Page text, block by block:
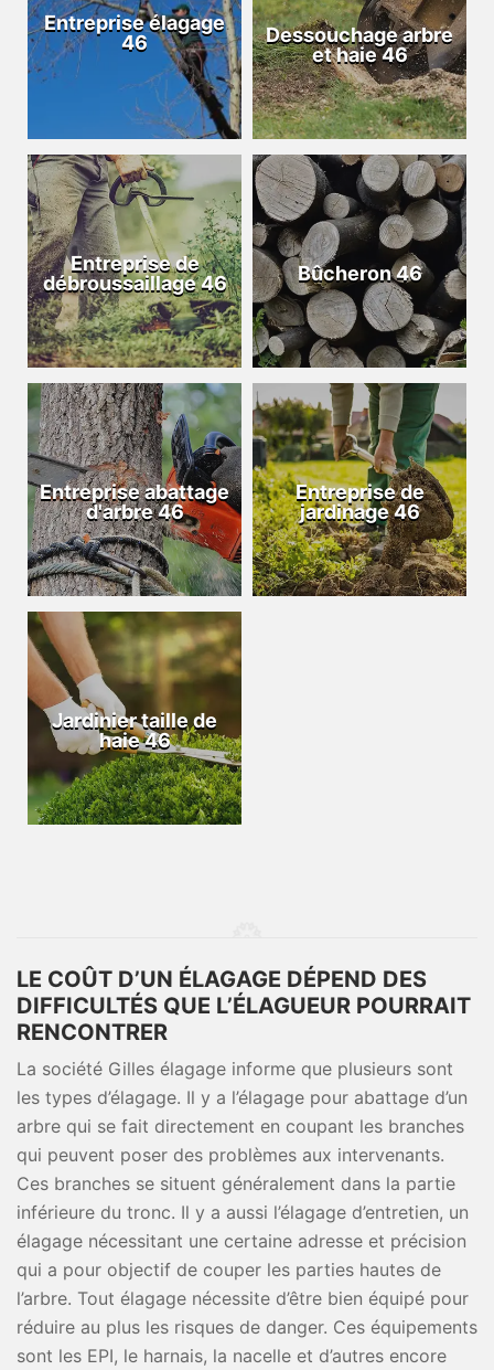
Entreprise élagage
46
Dessouchage arbre
et haie 46
Entreprise de
débroussaillage 46
Bûcheron 46
Entreprise abattage
d'arbre 46
Entreprise de
jardinage 46
Jardinier taille de
haie 46
LE COÛT D’UN ÉLAGAGE DÉPEND DES
DIFFICULTÉS QUE L’ÉLAGUEUR POURRAIT
RENCONTRER
La société Gilles élagage informe que plusieurs sont
les types d’élagage. Il y a l’élagage pour abattage d’un
arbre qui se fait directement en coupant les branches
qui peuvent poser des problèmes aux intervenants.
Ces branches se situent généralement dans la partie
inférieure du tronc. Il y a aussi l’élagage d’entretien, un
élagage nécessitant une certaine adresse et précision
qui a pour objectif de couper les parties hautes de
l’arbre. Tout élagage nécessite d’être bien équipé pour
réduire au plus les risques de danger. Ces équipements
sont les EPI, le harnais, la nacelle et d’autres encore